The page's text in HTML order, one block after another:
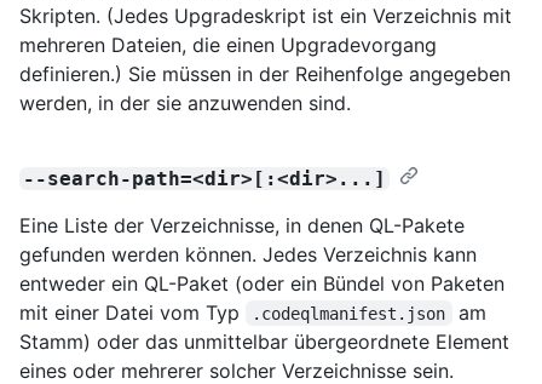
Skripten. (Jedes Upgradeskript ist ein Verzeichnis mit
mehreren Dateien, die einen Upgradevorgang
definieren.) Sie müssen in der Reihenfolge angegeben
werden, in der sie anzuwenden sind.
--search-path=<dir>[:<dir>...]
Eine Liste der Verzeichnisse, in denen QL-Pakete
gefunden werden können. Jedes Verzeichnis kann
entweder ein QL-Paket (oder ein Bündel von Paketen
mit einer Datei vom Typ
.codeqlmanifest.json
am
Stamm) oder das unmittelbar übergeordnete Element
eines oder mehrerer solcher Verzeichnisse sein.